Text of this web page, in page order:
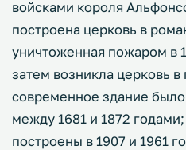
войсками короля
построена церковь в
уничтоженная пожаром в
затем возникла церковь в
современное здание
между 1681 и 1872
построены в 1907 и 1961